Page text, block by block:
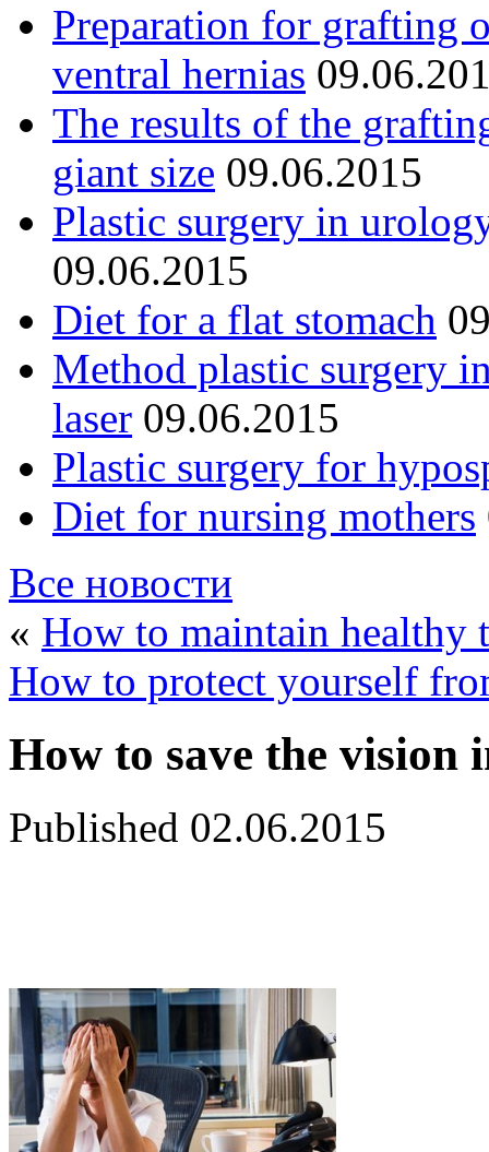
Preparation for grafting
ventral hernias
The results of the
giant size 09.06.2015
Plastic surgery in
09.06.2015
Diet for a flat stomach
Method plastic surgery
laser 09.06.2015
Plastic surgery for
Diet for nursing mothers
Все новости
« How to maintain healthy
How to protect yourself
How to save the vision
Published 02.06.2015